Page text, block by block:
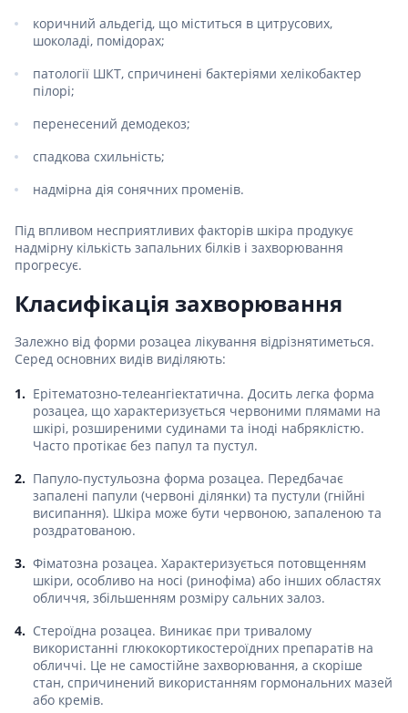
коричний альдегід, що міститься в цитрусових,
шоколаді, помідорах;
патології ШКТ, спричинені бактеріями хелікобактер
пілорі;
перенесений демодекоз;
спадкова схильність;
надмірна дія сонячних променів.
Під впливом несприятливих факторів шкіра продукує
надмірну кількість запальних білків і захворювання
прогресує.
Класифікація захворювання
Залежно від форми розацеа лікування відрізнятиметься.
Серед основних видів виділяють:
Ерітематозно-телеангіектатична. Досить легка форма
розацеа, що характеризується червоними плямами на
шкірі, розширеними судинами та іноді набряклістю.
Часто протікає без папул та пустул.
Папуло-пустульозна форма розацеа. Передбачає
запалені папули (червоні ділянки) та пустули (гнійні
висипання). Шкіра може бути червоною, запаленою та
роздратованою.
Фіматозна розацеа. Характеризується потовщенням
шкіри, особливо на носі (ринофіма) або інших областях
обличчя, збільшенням розміру сальних залоз.
Стероїдна розацеа. Виникає при тривалому
використанні глюкокортикостероїдних препаратів на
обличчі. Це не самостійне захворювання, а скоріше
стан, спричинений використанням гормональних мазей
або кремів.